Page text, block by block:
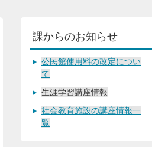
課からのお知らせ
公民館使用料の改定につい
て
生涯学習講座情報
社会教育施設の講座情報一
覧